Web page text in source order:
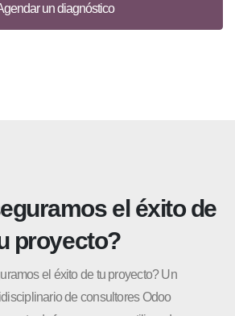
un diagnóstico
el éxito de
proyecto?
el éxito de tu proyecto? Un
de consultores Odoo